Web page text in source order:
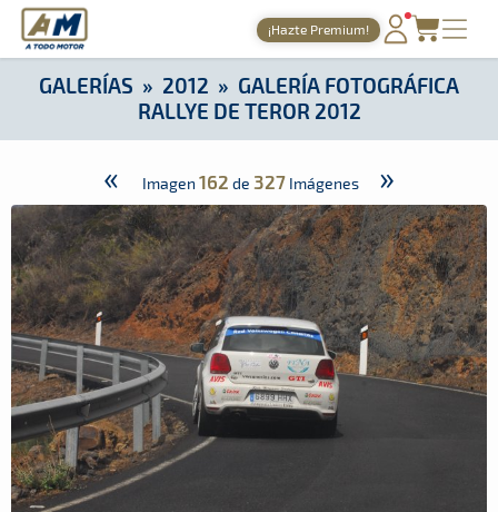
A Todo Motor · Revista del motor desde 1999
¡Hazte Premium!
PORTADA
TIEMPOS ONLINE
AGENDA
GALERÍAS
TIENDA
ARCHIVO
A Todo Motor Galería Fotográfica Rallye
GALERÍAS » 2012 » GALERÍA FOTOGRÁFICA
RALLYE DE TEROR 2012
« Imagen 162 de 327 Imágenes »